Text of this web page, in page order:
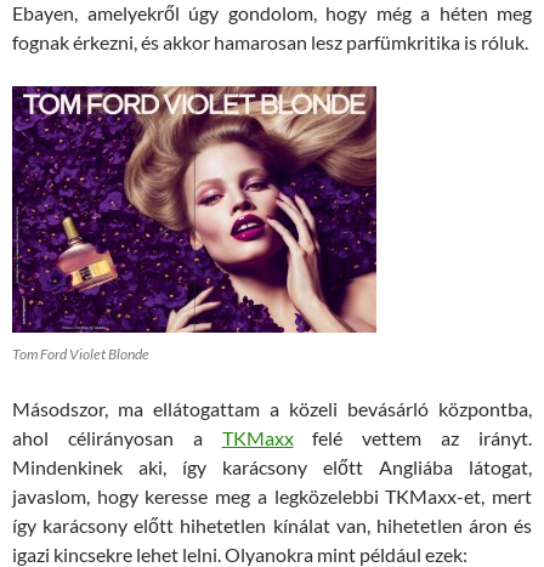
Ebayen, amelyekről úgy gondolom, hogy még a héten meg
fognak érkezni, és akkor hamarosan lesz parfümkritika is róluk.
Tom Ford Violet Blonde
Másodszor, ma ellátogattam a közeli bevásárló központba,
ahol célirányosan a TKMaxxfelé vettem az irányt.
Mindenkinek aki, így karácsony előtt Angliába látogat,
javaslom, hogy keresse meg a legközelebbi TKMaxx-et, mert
így karácsony előtt hihetetlen kínálat van, hihetetlen áron és
igazi kincsekre lehet lelni. Olyanokra mint például ezek: